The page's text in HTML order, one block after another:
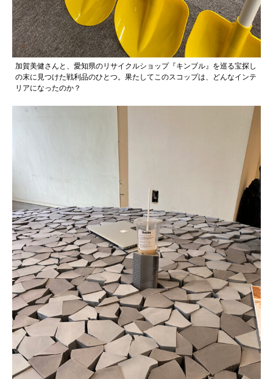
加賀美健さんと、愛知県のリサイクルショップ『キンブル』を巡る宝探し
の末に見つけた戦利品のひとつ。果たしてこのスコップは、どんなインテ
リアになったのか？